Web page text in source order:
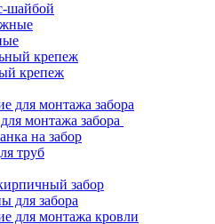
шайбой
крепеж
монтажа забора
на забор
труб
забор
для забора